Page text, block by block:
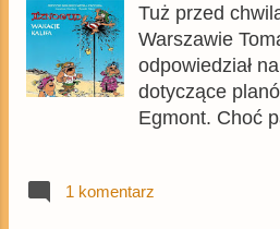
pojawi się
niewidziany
z Moorshire!
Tuż przed
Warszawie
odpowiedział
dotyczące
Egmont. Choć
fanów
1 komentarz